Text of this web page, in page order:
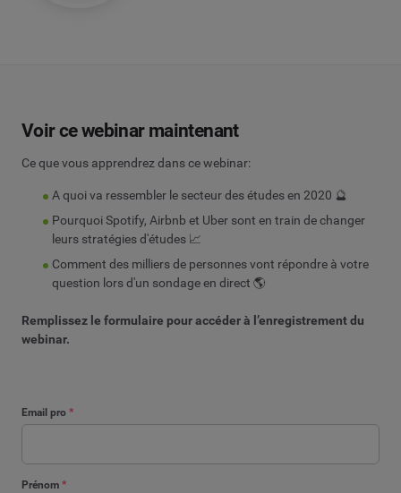
Email pro *
Prénom *
Voir ce webinar maintenant
Ce que vous apprendrez dans ce webinar:
A quoi va ressembler le secteur des études en 2020 🔮
Pourquoi Spotify, Airbnb et Uber sont en train de changer
leurs stratégies d'études 📈
Comment des milliers de personnes vont répondre à votre
question lors d'un sondage en direct 🌎
Remplissez le formulaire pour accéder à l’enregistrement du
webinar.